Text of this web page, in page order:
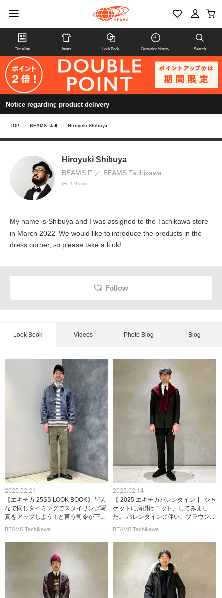
Timeline Items Look Book Browsing history Search
Notice regarding product delivery
TOP > BEAMS staff > Hiroyuki Shibuya
Hiroyuki Shibuya
BEAMS F BEAMS Tachikawa
(H: 176cm)
My name is Shibuya and I was assigned to the Tachikawa store
in March 2022. We would like to introduce the products in the
dress corner, so please take a look!
Follow
Look Book Videos Photo Blog Blog
2025.02.21
【エキチカ 25SS LOOK BOOK】 皆ん
なで同じタイミングでスタイリング写
真をアップしよう！と言う司令が下...
BEAMS Tachikawa
2025.02.14
【 2025 エキチカバレンタイン 】 ジャ
ケットに肩掛けニット、してみまし
た。 バレンタインに伴い、ブラウン...
BEAMS Tachikawa